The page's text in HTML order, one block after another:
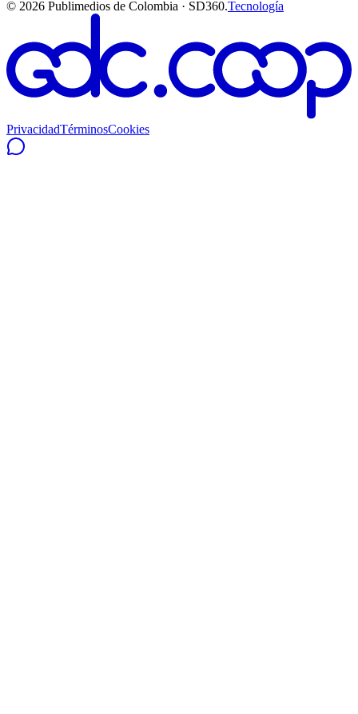
© 2026 Publimedios de Colombia · SD360.Tecnología
PrivacidadTérminosCookies